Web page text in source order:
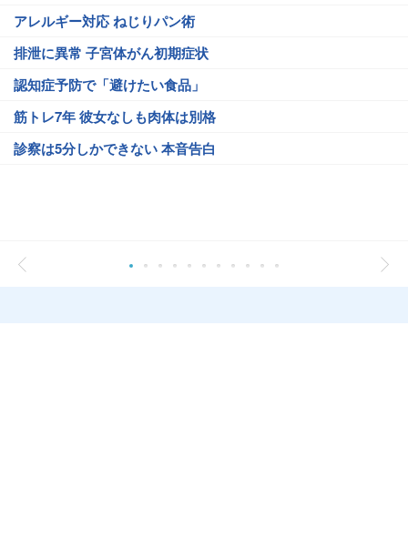
アレルギー対応 ねじりパン術
排泄に異常 子宮体がん初期症状
認知症予防で「避けたい食品」
筋トレ7年 彼女なしも肉体は別格
診察は5分しかできない 本音告白